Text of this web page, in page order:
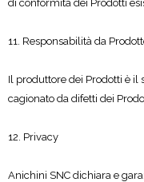
di conformità dei Prodotti
11. Responsabilità da
Il produttore dei Prodotti è il
cagionato da difetti dei
12. Privacy
Anichini SNC dichiara e